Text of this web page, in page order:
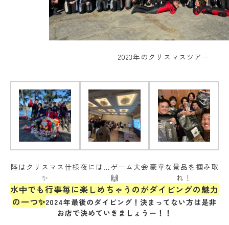
2023年のクリスマスツアー
陸はクリスマス仕様
✨
夜には…ゲーム大会
🙌
豪華な景品を掴み取
れ！
水中でも行事毎に楽しめちゃうのがダイビングの魅力
の一つ✨2024年最後のダイビング！決まってない方は是非
お店で決めていきましょうー！！